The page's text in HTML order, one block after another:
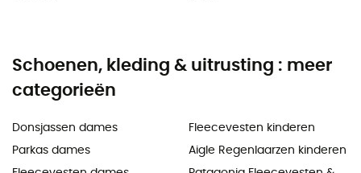
Schoenen, kleding & uitrusting : meer
categorieën
Donsjassen dames
Parkas dames
Fleecevesten kinderen
Aigle Regenlaarzen kinderen